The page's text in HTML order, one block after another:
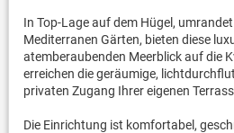
In Top-Lage auf dem Hügel,
Mediterranen Gärten, bieten diese
atemberaubenden Meerblick auf die
erreichen die geräumige,
privaten Zugang Ihrer eigenen
Die Einrichtung ist komfortabel,